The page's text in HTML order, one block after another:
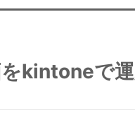
kintoneで運